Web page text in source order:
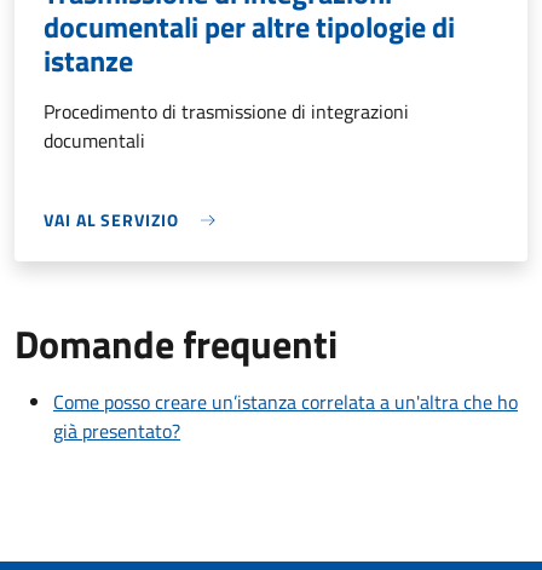
documentali per altre tipologie di
istanze
Procedimento di trasmissione di integrazioni
documentali
VAI AL SERVIZIO
Domande frequenti
Come posso creare un’istanza correlata a un'altra che ho
già presentato?